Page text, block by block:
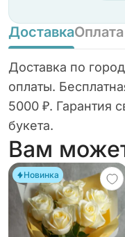
ДоставкаОплата
Доставка по
оплаты.
5000 ₽. Гарантия
букета.
Вам
Новинка